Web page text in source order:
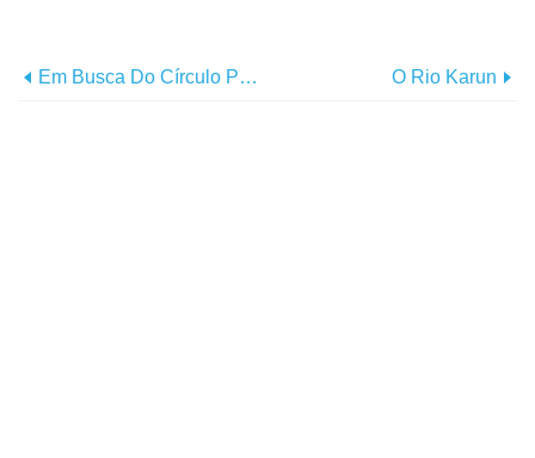
Em Busca Do Círculo Polar Ártico O Rio Karun